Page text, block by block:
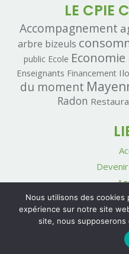
LE CPIE
Accompagnement
arbre bizeuls
public Ecole
Enseignants Financement
du moment
Radon
Nous utilisons des cookies
expérience sur notre site
site, nous